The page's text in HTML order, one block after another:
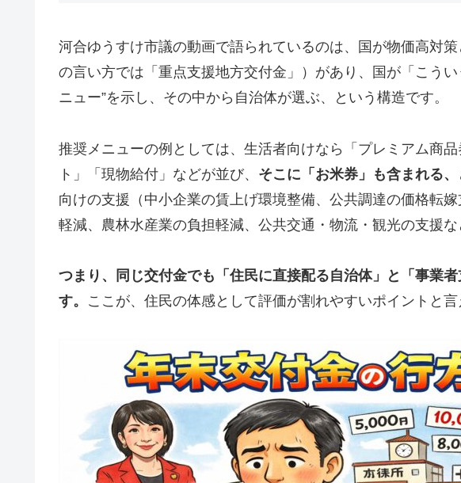
河合ゆうすけ市議の動画で語られているのは、国が物価高対
の言い方では「重点支援地方交付金」）があり、国が「こう
ニュー”を示し、その中から自治体が選ぶ、という構造です。
推奨メニューの例としては、生活者向けなら「プレミアム商
ト」「現物給付」などが並び、 そこに「お米券」も含まれる、
向けの支援（中小企業の賃上げ環境整備、公共調達の価格転
軽減、農林水産業の負担軽減、公共交通・物流・観光の支援な
つまり、同じ交付金でも「住民に直接配る自治体」と「事業
す。 ここが、住民の体感として評価が割れやすいポイントと言